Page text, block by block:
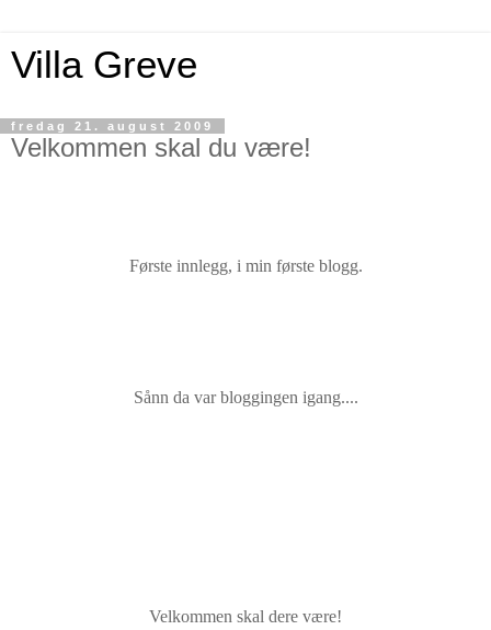
Villa Greve
fredag 21. august 2009
Velkommen skal du være!
Første innlegg, i min første blogg.
Sånn da var bloggingen igang....
Velkommen skal dere være!